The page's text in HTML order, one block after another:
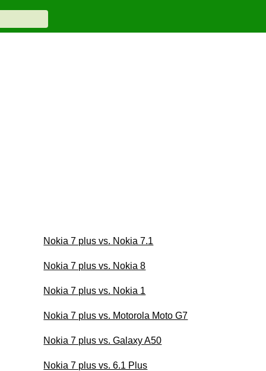
Nokia 7 plus vs. Nokia 7.1
Nokia 7 plus vs. Nokia 8
Nokia 7 plus vs. Nokia 1
Nokia 7 plus vs. Motorola Moto G7
Nokia 7 plus vs. Galaxy A50
Nokia 7 plus vs. 6.1 Plus